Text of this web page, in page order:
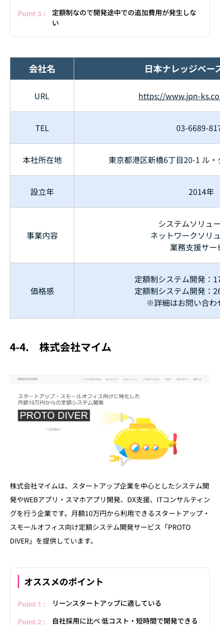
定額制なので開発途中での追加費用が発生しな
い
会社名 日本ナレッジベー
URL https://www.jpn-
TEL 03-6689-
本社所在地 東京都港区新橋6丁目20-1 ル
設立年 2014年
事業内容
システムソリュ
ネットワークソリ
業務支援サー
価格感
定額制システム開発：
定額制システム開発：
※詳細はお問い合わ
4-4. 株式会社マイム
株式会社マイムは、スタートアップ企業を中心としたシステム開
発やWEBアプリ・スマホアプリ開発、DX支援、ITコンサルティン
グを行う企業です。月額10万円から利用できるスタートアップ・
スモールオフィス向け定額システム開発サービス「PROTO
DIVER」を提供しています。
オススメのポイント
リーンスタートアップに適している
自社採用に比べ 低コスト・短時間で開発できる